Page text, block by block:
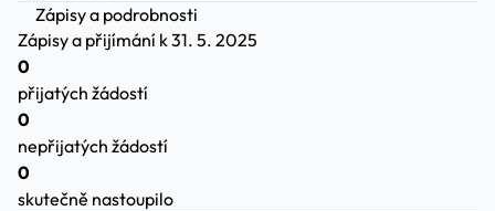
Zápisy a podrobnosti
Zápisy a přijímání k 31. 5. 2025
0
přijatých žádostí
0
nepřijatých žádostí
0
skutečně nastoupilo